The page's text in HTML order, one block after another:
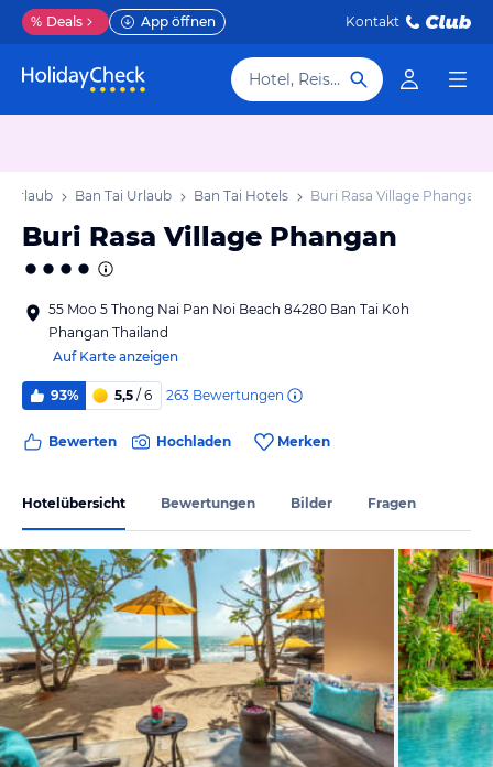
% Deals App öffnen Kontakt
Hotel, Reiseziel
Urlaub Ban Tai Urlaub Ban Tai Hotels Buri Rasa Village Phangan
Buri Rasa Village Phangan
55 Moo 5 Thong Nai Pan Noi Beach 84280 Ban Tai Koh
Phangan Thailand
Auf Karte anzeigen
93% 5,5 / 6 263 Bewertungen
Bewerten Hochladen Merken
Hotelübersicht Bewertungen Bilder Fragen
vom